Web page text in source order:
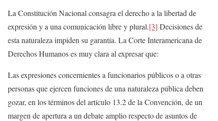
La Constitución Nacional consagra el derecho a la libertad de
expresión y a una comunicación libre y plural.[3] Decisiones de
esta naturaleza impiden su garantía. La Corte Interamericana de
Derechos Humanos es muy clara al expresar que:
Las expresiones concernientes a funcionarios públicos o a otras
personas que ejercen funciones de una naturaleza pública deben
gozar, en los términos del artículo 13.2 de la Convención, de un
margen de apertura a un debate amplio respecto de asuntos de